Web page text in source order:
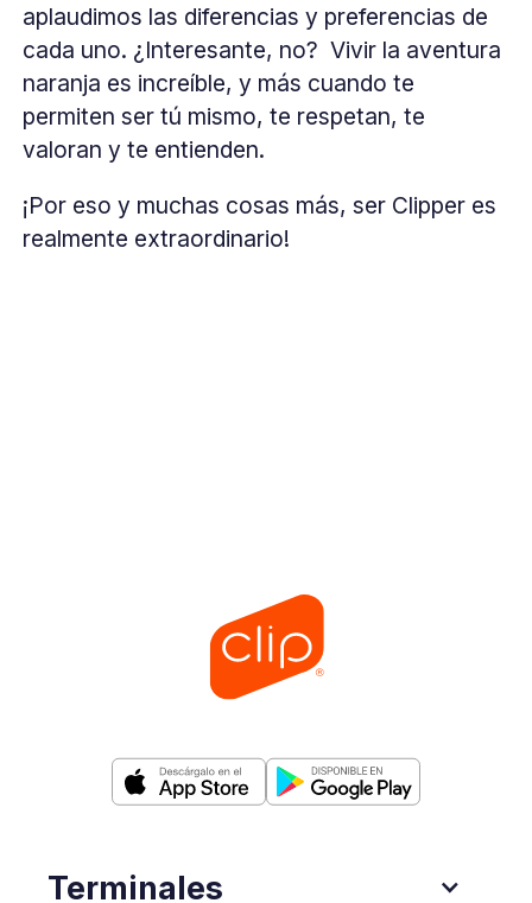
aplaudimos las diferencias y preferencias de
cada uno. ¿Interesante, no? Vivir la aventura
naranja es increíble, y más cuando te
permiten ser tú mismo, te respetan, te
valoran y te entienden.
¡Por eso y muchas cosas más, ser Clipper es
realmente extraordinario!
Terminales